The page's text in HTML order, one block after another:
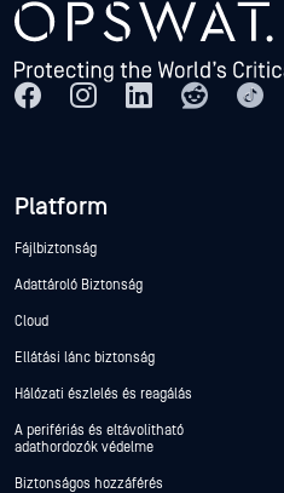
Platform
Fájlbiztonság
Adattároló Biztonság
Cloud
Ellátási lánc biztonság
Hálózati észlelés és reagálás
A perifériás és eltávolítható
adathordozók védelme
Biztonságos hozzáférés